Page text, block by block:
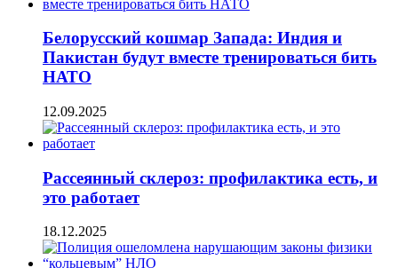
Белорусский кошмар Запада: Индия и
Пакистан будут вместе тренироваться бить
НАТО
12.09.2025
Рассеянный склероз: профилактика есть, и
это работает
18.12.2025